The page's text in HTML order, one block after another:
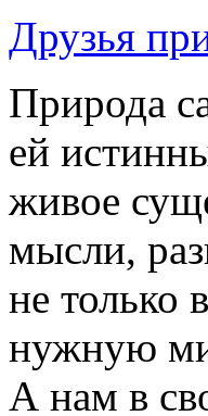
Друзья
Природа
ей
живое
мысли,
не только
нужную
А нам в